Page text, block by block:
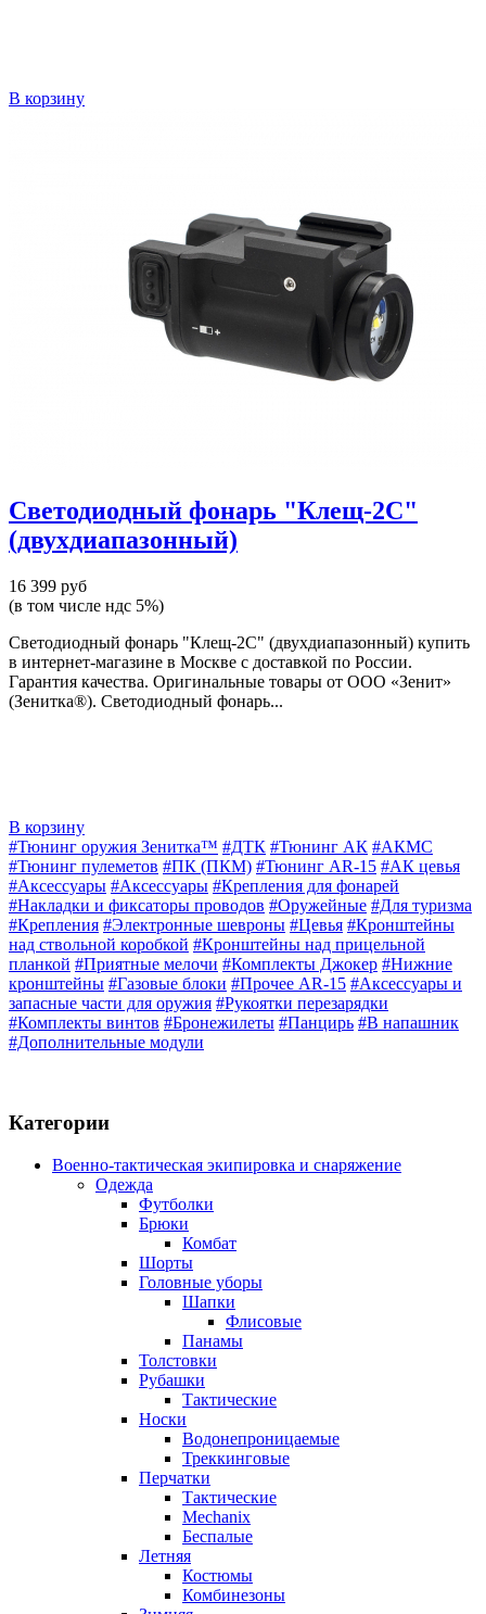
В корзину
Светодиодный фонарь "Клещ-2С"
(двухдиапазонный)
16 399 руб
(в том числе ндс 5%)
Светодиодный фонарь "Клещ-2С" (двухдиапазонный) купить
в интернет-магазине в Москве с доставкой по России.
Гарантия качества. Оригинальные товары от ООО «Зенит»
(Зенитка®). Светодиодный фонарь...
В корзину
#Тюнинг оружия Зенитка™ #ДТК #Тюнинг АК #АКМС
#Тюнинг пулеметов #ПК (ПКМ) #Тюнинг AR-15 #АК цевья
#Аксессуары #Аксессуары #Крепления для фонарей
#Накладки и фиксаторы проводов #Оружейные #Для туризма
#Крепления #Электронные шевроны #Цевья #Кронштейны
над ствольной коробкой #Кронштейны над прицельной
планкой #Приятные мелочи #Комплекты Джокер #Нижние
кронштейны #Газовые блоки #Прочее AR-15 #Аксессуары и
запасные части для оружия #Рукоятки перезарядки
#Комплекты винтов #Бронежилеты #Панцирь #В напашник
#Дополнительные модули
Категории
Военно-тактическая экипировка и снаряжение
Одежда
Футболки
Брюки
Комбат
Шорты
Головные уборы
Шапки
Флисовые
Панамы
Толстовки
Рубашки
Тактические
Носки
Водонепроницаемые
Треккинговые
Перчатки
Тактические
Mechanix
Беспалые
Летняя
Костюмы
Комбинезоны